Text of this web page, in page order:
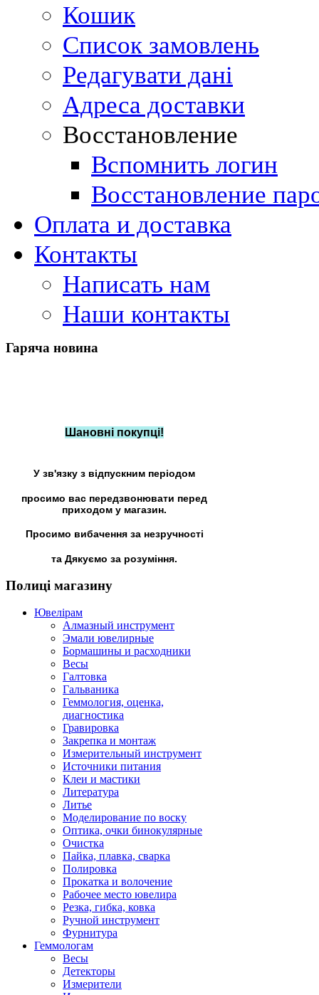
Кошик
Список замовлень
Редагувати дані
Адреса доставки
Восстановление
Вспомнить логин
Восстановление
Оплата и доставка
Контакты
Написать нам
Наши контакты
Гаряча новина
Шановні покупці!
У зв'язку з відпускним періодом
просимо вас передзвонювати перед
приходом у магазин.
Просимо вибачення за незручності
та Дякуємо за розуміння.
Полиці магазину
Ювелірам
Алмазный инструмент
Эмали ювелирные
Бормашины и расходники
Весы
Галтовка
Гальваника
Геммология, оценка,
диагностика
Гравировка
Закрепка и монтаж
Измерительный инструмент
Источники питания
Клеи и мастики
Литература
Литье
Моделирование по воску
Оптика, очки бинокулярные
Очистка
Пайка, плавка, сварка
Полировка
Прокатка и волочение
Рабочее место ювелира
Резка, гибка, ковка
Ручной инструмент
Фурнитура
Геммологам
Весы
Детекторы
Измерители